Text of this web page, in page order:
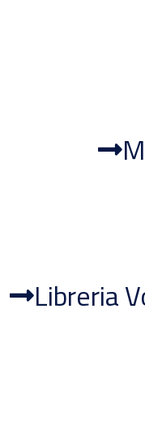
Libreria